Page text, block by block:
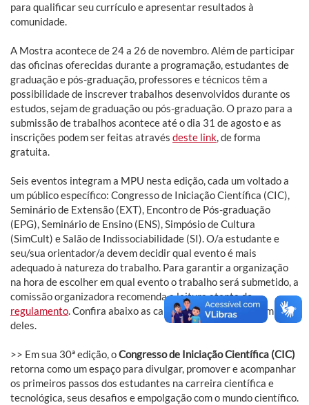
para qualificar seu currículo e apresentar resultados à
comunidade.
A Mostra acontece de 24 a 26 de novembro. Além de participar
das oficinas oferecidas durante a programação, estudantes de
graduação e pós-graduação, professores e técnicos têm a
possibilidade de inscrever trabalhos desenvolvidos durante os
estudos, sejam de graduação ou pós-graduação. O prazo para a
submissão de trabalhos acontece até o dia 31 de agosto e as
inscrições podem ser feitas através deste link, de forma
gratuita.
Seis eventos integram a MPU nesta edição, cada um voltado a
um público específico: Congresso de Iniciação Científica (CIC),
Seminário de Extensão (EXT), Encontro de Pós-graduação
(EPG), Seminário de Ensino (ENS), Simpósio de Cultura
(SimCult) e Salão de Indissociabilidade (SI). O/a estudante e
seu/sua orientador/a devem decidir qual evento é mais
adequado à natureza do trabalho. Para garantir a organização
na hora de escolher em qual evento o trabalho será submetido, a
comissão organizadora recomenda a leitura atenta do
regulamento. Confira abaixo as características de cada um
deles.
>> Em sua 30ª edição, oCongresso de Iniciação Científica (CIC)
retorna como um espaço para divulgar, promover e acompanhar
os primeiros passos dos estudantes na carreira científica e
tecnológica, seus desafios e empolgação com o mundo científico.